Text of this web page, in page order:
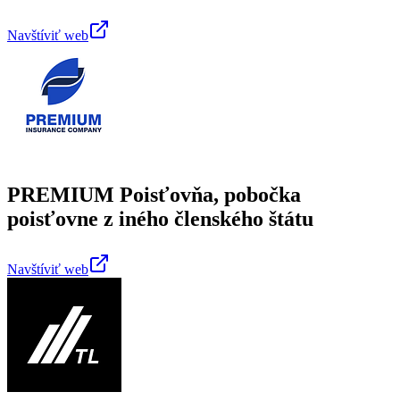
Navštíviť web
PREMIUM Poisťovňa, pobočka
poisťovne z iného členského štátu
Navštíviť web